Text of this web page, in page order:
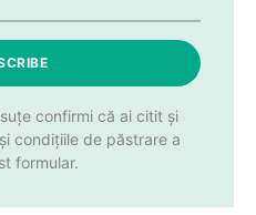
confirmi că ai citit și
condițiile de păstrare a
formular.